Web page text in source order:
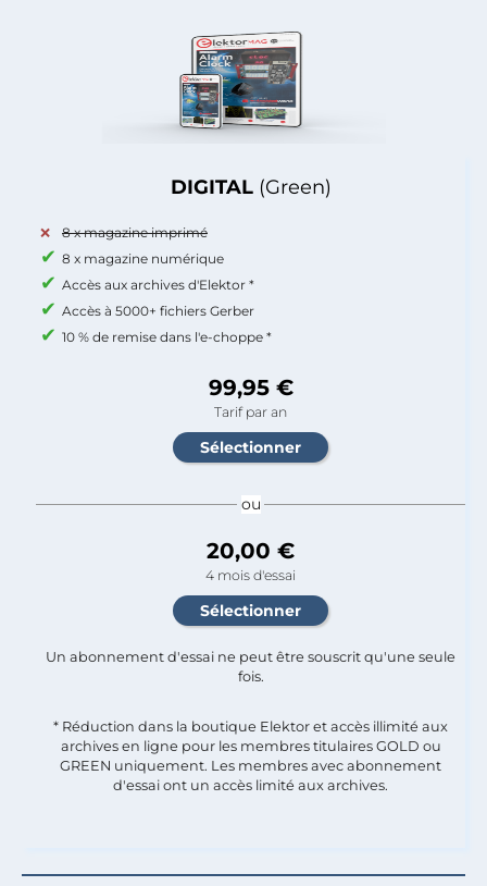
DIGITAL (Green)
8 x magazine imprimé
8 x magazine numérique
Accès aux archives d'Elektor *
Accès à 5000+ fichiers Gerber
10 % de remise dans l'e-choppe *
99,95 €
Tarif par an
ou
20,00 €
4 mois d'essai
Un abonnement d'essai ne peut être souscrit qu'une seule
fois.​
* Réduction dans la boutique Elektor et accès illimité aux
archives en ligne pour les membres titulaires GOLD ou
GREEN uniquement. Les membres avec abonnement
d'essai ont un accès limité aux archives.